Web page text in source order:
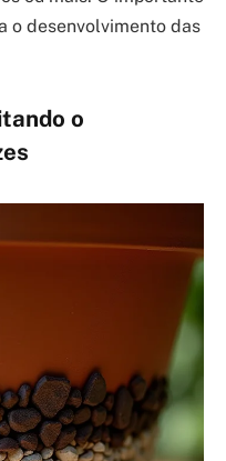
o desenvolvimento das
o